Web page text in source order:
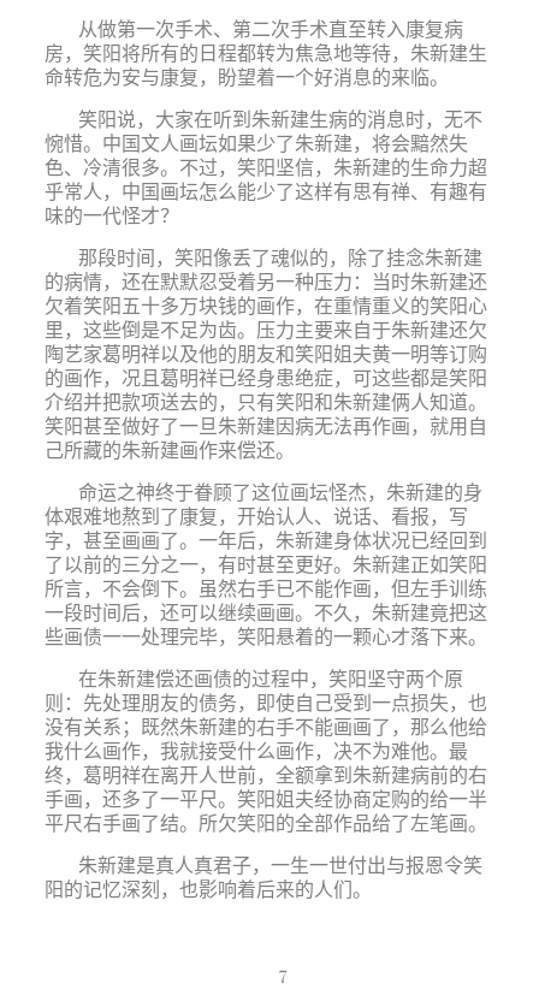
从做第一次手术、第二次手术直至转入康复病
房，笑阳将所有的日程都转为焦急地等待，朱新建生
命转危为安与康复，盼望着一个好消息的来临。
笑阳说，大家在听到朱新建生病的消息时，无不
惋惜。中国文人画坛如果少了朱新建，将会黯然失
色、冷清很多。不过，笑阳坚信，朱新建的生命力超
乎常人，中国画坛怎么能少了这样有思有禅、有趣有
味的一代怪才？
那段时间，笑阳像丢了魂似的，除了挂念朱新建
的病情，还在默默忍受着另一种压力：当时朱新建还
欠着笑阳五十多万块钱的画作，在重情重义的笑阳心
里，这些倒是不足为齿。压力主要来自于朱新建还欠
陶艺家葛明祥以及他的朋友和笑阳姐夫黄一明等订购
的画作，况且葛明祥已经身患绝症，可这些都是笑阳
介绍并把款项送去的，只有笑阳和朱新建俩人知道。
笑阳甚至做好了一旦朱新建因病无法再作画，就用自
己所藏的朱新建画作来偿还。
命运之神终于眷顾了这位画坛怪杰，朱新建的身
体艰难地熬到了康复，开始认人、说话、看报，写
字，甚至画画了。一年后，朱新建身体状况已经回到
了以前的三分之一，有时甚至更好。朱新建正如笑阳
所言，不会倒下。虽然右手已不能作画，但左手训练
一段时间后，还可以继续画画。不久，朱新建竟把这
些画债一一处理完毕，笑阳悬着的一颗心才落下来。
在朱新建偿还画债的过程中，笑阳坚守两个原
则：先处理朋友的债务，即使自己受到一点损失，也
没有关系；既然朱新建的右手不能画画了，那么他给
我什么画作，我就接受什么画作，决不为难他。最
终，葛明祥在离开人世前，全额拿到朱新建病前的右
手画，还多了一平尺。笑阳姐夫经协商定购的给一半
平尺右手画了结。所欠笑阳的全部作品给了左笔画。
朱新建是真人真君子，一生一世付出与报恩令笑
阳的记忆深刻，也影响着后来的人们。
7